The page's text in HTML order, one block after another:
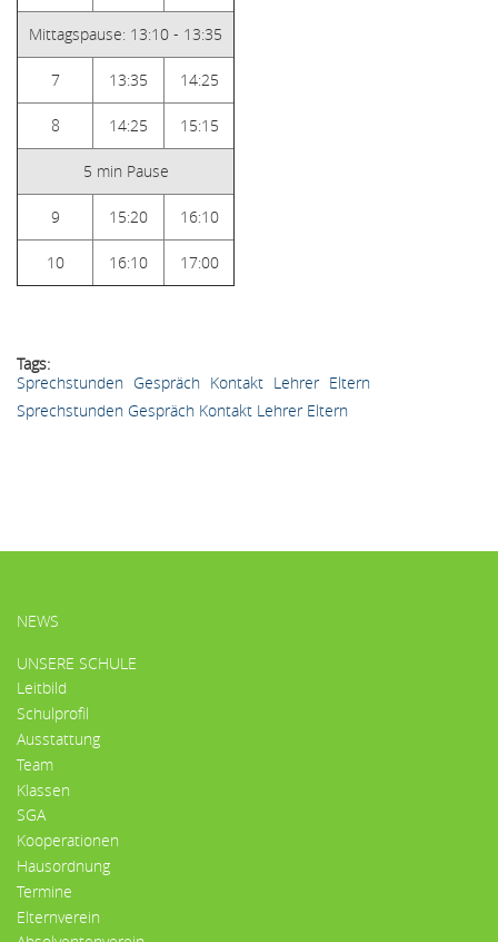
Mittagspause: 13:10 - 13:35
7 13:35 14:25
8 14:25 15:15
5 min Pause
9 15:20 16:10
10 16:10 17:00
Tags
Sprechstunden Gespräch Kontakt Lehrer Eltern
Sprechstunden Gespräch Kontakt Lehrer Eltern
HAUPTMENÜ
NEWS
UNSERE SCHULE
Leitbild
Schulprofil
Ausstattung
Team
Klassen
SGA
Kooperationen
Hausordnung
Termine
Elternverein